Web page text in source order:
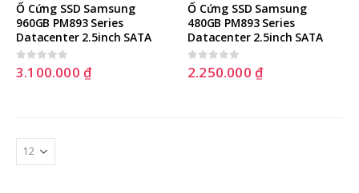
Ổ Cứng SSD Samsung
960GB PM893 Series
Datacenter 2.5inch SATA
0out of 5
3.100.000 ₫
Ổ Cứng SSD Samsung
480GB PM893 Series
Datacenter 2.5inch SATA
0out of 5
2.250.000 ₫